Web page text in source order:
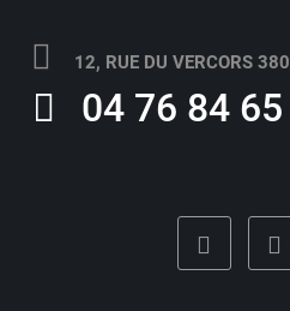
12, RUE DU VERCORS
04 76 84